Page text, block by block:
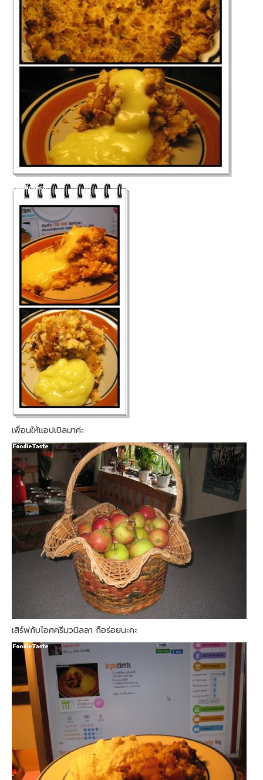
เพื่อนให้แอปเปิลมาค่ะ
เสิร์ฟกับไอศครีมวนิลลา ก็อร่อยนะคะ